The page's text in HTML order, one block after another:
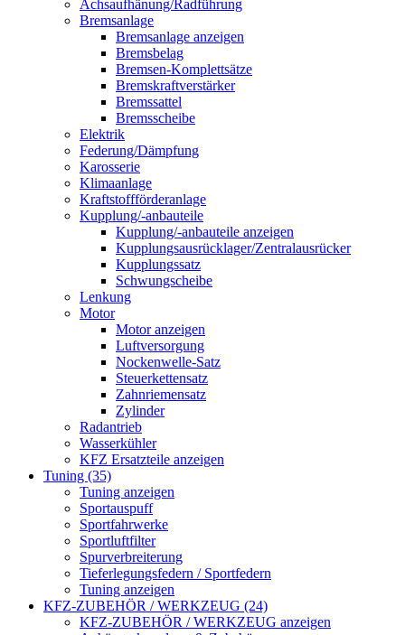
Achsaufhänung/Radführung
Bremsanlage
Bremsanlage anzeigen
Bremsbelag
Bremsen-Komplettsätze
Bremskraftverstärker
Bremssattel
Bremsscheibe
Elektrik
Federung/Dämpfung
Karosserie
Klimaanlage
Kraftstoffförderanlage
Kupplung/-anbauteile
Kupplung/-anbauteile anzeigen
Kupplungsausrücklager/Zentralausrücker
Kupplungssatz
Schwungscheibe
Lenkung
Motor
Motor anzeigen
Luftversorgung
Nockenwelle-Satz
Steuerkettensatz
Zahnriemensatz
Zylinder
Radantrieb
Wasserkühler
KFZ Ersatzteile anzeigen
Tuning (35)
Tuning anzeigen
Sportauspuff
Sportfahrwerke
Sportluftfilter
Spurverbreiterung
Tieferlegungsfedern / Sportfedern
Tuning anzeigen
KFZ-ZUBEHÖR / WERKZEUG (24)
KFZ-ZUBEHÖR / WERKZEUG anzeigen